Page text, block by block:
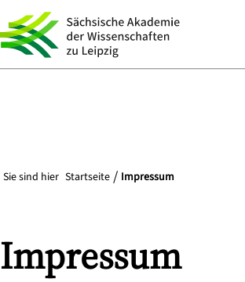
Sie sind hier Startseite Impressum
Impressum